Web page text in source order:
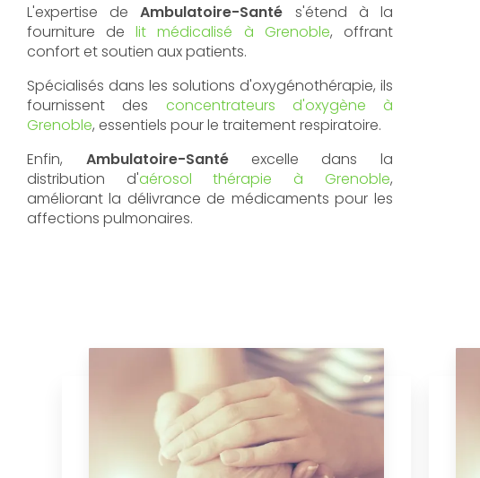
L'expertise deAmbulatoire-Santé s'étend à la
fourniture delit médicalisé à Grenoble, offrant
confort et soutien aux patients.
Spécialisés dans les solutions d'oxygénothérapie, ils
fournissent des concentrateurs d'oxygène à
Grenoble, essentiels pour le traitement respiratoire.
Enfin, Ambulatoire-Santéexcelle dans la
distribution d'aérosol thérapie à Grenoble,
améliorant la délivrance de médicaments pour les
affections pulmonaires.